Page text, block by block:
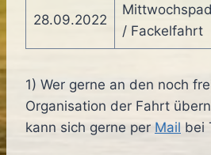
28.09.2022
/ Fackelfahrt
1) Wer gerne an den noch
Organisation der Fahrt
kann sich gerne per Mail bei